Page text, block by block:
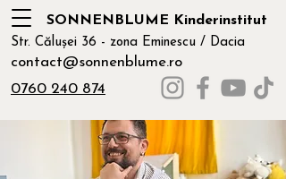
Str. Călușei 36 - zona Eminescu / Dacia
contact@sonnenblume.ro
0760 240 874
SONNENBLUME Kinderinstitut